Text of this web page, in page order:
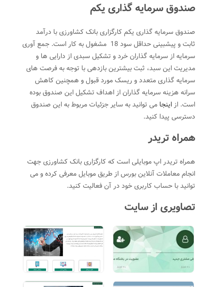
صندوق سرمایه گذاری یکم
صندوق سرمایه گذاری یکم کارگزاری بانک کشاورزی با درآمد
ثابت و پیشبینی حداقل سود 18 مشغول به کار است. جمع آوری
سرمایه از سرمایه گذاران خرد و تشکیل سبدی از دارایی ها و
مدیریت این سبد، ثبت بیشترین بازدهی با توجه به فرصت های
سرمایه گذاری متعدد و ریسک مورد قبول و همچنین کاهش
سرانه هزینه سرمایه گذاران از اهداف تشکیل این صندوق بوده
است. از اینجا می توانید به سایر جزئیات مربوط به این صندوق
دسترسی پیدا کنید.
همراه تریدر
همراه تریدر اپ موبایلی است که کارگزاری بانک کشاورزی جهت
انجام معاملات آنلاین بورس از طریق موبایل معرفی کرده و می
توانید با حساب کاربری خود در آن فعالیت کنید.
تصاویری از سایت